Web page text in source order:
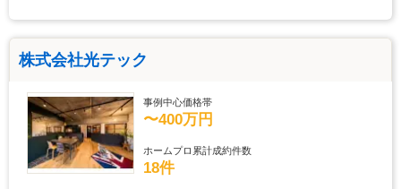
株式会社光テック
事例中心価格帯
〜400万円
ホームプロ累計成約件数
18件